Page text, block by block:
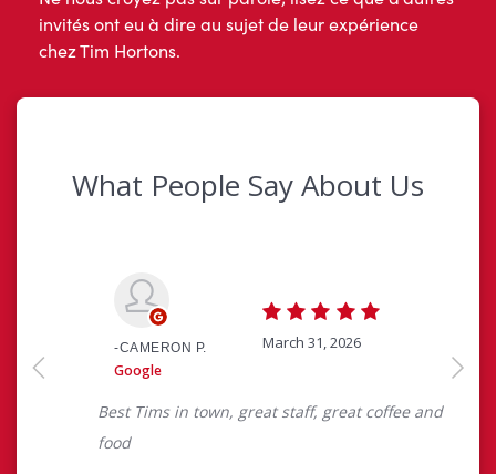
invités ont eu à dire au sujet de leur expérience
chez Tim Hortons.